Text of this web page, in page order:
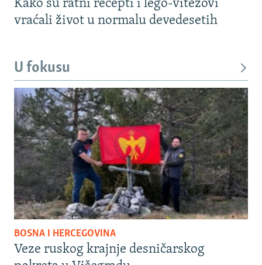
Kako su ratni recepti i lego-vitezovi
vraćali život u normalu devedesetih
U fokusu
BOSNA I HERCEGOVINA
Veze ruskog krajnje desničarskog